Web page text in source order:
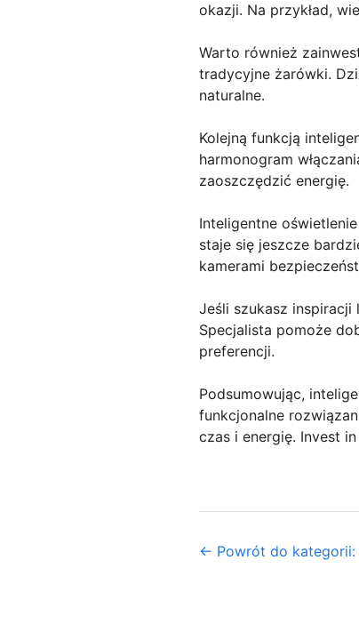
okazji. Na przykład,
Warto również
tradycyjne żarówki.
naturalne.
Kolejną funkcją
harmonogram
zaoszczędzić energię.
Inteligentne
staje się jeszcze
kamerami
Jeśli szukasz
Specjalista pomoże
preferencji.
Podsumowując,
funkcjonalne
czas i energię. Invest
← Powrót do kategorii: